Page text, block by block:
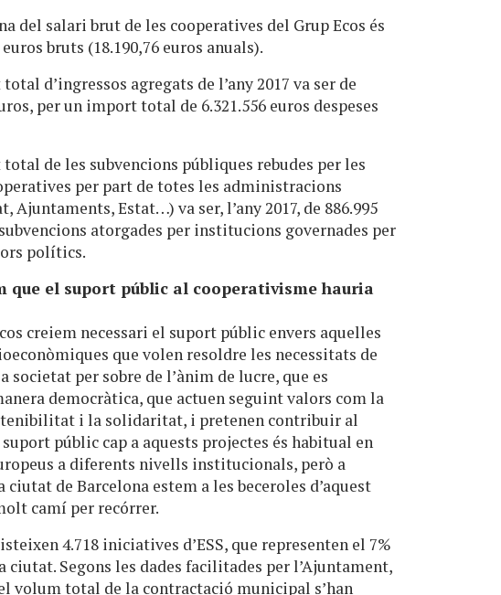
del salari brut de les cooperatives del Grup Ecos és
euros bruts (18.190,76 euros anuals).
d’ingressos agregats de l’any 2017 va ser de
per un import total de 6.321.556 euros despeses
total de les subvencions públiques rebudes per les
per part de totes les administracions
Ajuntaments, Estat…) va ser, l’any 2017, de 886.995
atorgades per institucions governades per
polítics.
que el suport públic al cooperativisme hauria
creiem necessari el suport públic envers aquelles
que volen resoldre les necessitats de
societat per sobre de l’ànim de lucre, que es
democràtica, que actuen seguint valors com la
i la solidaritat, i pretenen contribuir al
públic cap a aquests projectes és habitual en
a diferents nivells institucionals, però a
ciutat de Barcelona estem a les beceroles d’aquest
camí per recórrer.
4.718 iniciatives d’ESS, que representen el 7%
ciutat. Segons les dades facilitades per l’Ajuntament,
volum total de la contractació municipal s’han